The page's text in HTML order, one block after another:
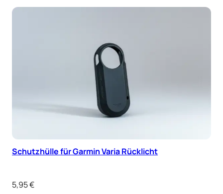
Schutzhülle für Garmin Varia Rücklicht
5,95€